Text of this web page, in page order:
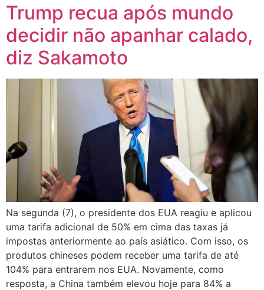
Trump recua após mundo
decidir não apanhar calado,
diz Sakamoto
Na segunda (7), o presidente dos EUA reagiu e aplicou
uma tarifa adicional de 50% em cima das taxas já
impostas anteriormente ao país asiático. Com isso, os
produtos chineses podem receber uma tarifa de até
104% para entrarem nos EUA. Novamente, como
resposta, a China também elevou hoje para 84% a